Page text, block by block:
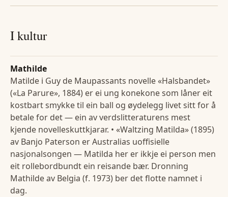
I kultur
Mathilde
Matilde i Guy de Maupassants novelle «Halsbandet»
(«La Parure», 1884) er ei ung konekone som låner eit
kostbart smykke til ein ball og øydelegg livet sitt for å
betale for det — ein av verdslitteraturens mest
kjende novelleskuttkjarar. • «Waltzing Matilda» (1895)
av Banjo Paterson er Australias uoffisielle
nasjonalsongen — Matilda her er ikkje ei person men
eit rollebordbundt ein reisande bær. Dronning
Mathilde av Belgia (f. 1973) ber det flotte namnet i
dag.